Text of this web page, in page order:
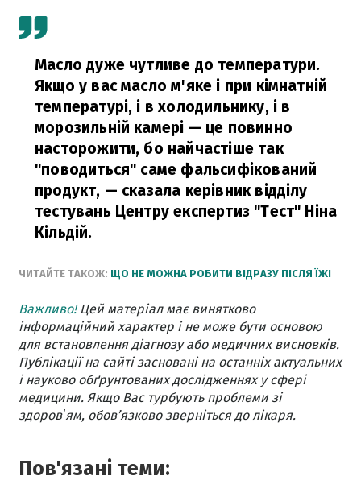
Масло дуже чутливе до температури.
Якщо у вас масло м'яке і при кімнатній
температурі, і в холодильнику, і в
морозильній камері — це повинно
насторожити, бо найчастіше так
"поводиться" саме фальсифікований
продукт, — сказала керівник відділу
тестувань Центру експертиз "Тест" Ніна
Кільдій.
ЧИТАЙТЕ ТАКОЖ: ЩО НЕ МОЖНА РОБИТИ ВІДРАЗУ ПІСЛЯ ЇЖІ
Важливо!Цей матеріал має винятково
інформаційний характер і не може бути основою
для встановлення діагнозу або медичних висновків.
Публікації на сайті засновані на останніх актуальних
і науково обґрунтованих дослідженнях у сфері
медицини. Якщо Вас турбують проблеми зі
здоровʼям, обов’язково зверніться до лікаря.
Пов'язані теми: